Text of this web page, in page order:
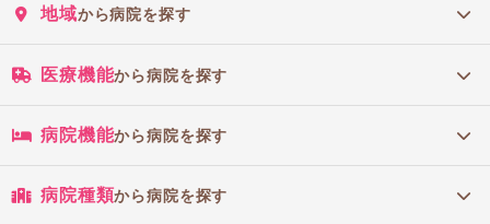
役割－関係パターン
子どもの急な入院は、家族へ大きな悪響を与えます。とくに
喪失などを生じやすくなります。
地域から病院を探す
医療機能から病院を探す
病院機能から病院を探す
病院種類から病院を探す